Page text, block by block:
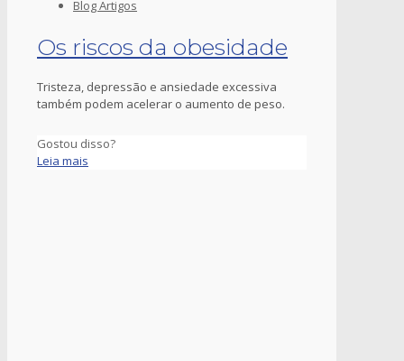
Blog Artigos
Os riscos da obesidade
Tristeza, depressão e ansiedade excessiva
também podem acelerar o aumento de peso.
Gostou disso?
Leia mais